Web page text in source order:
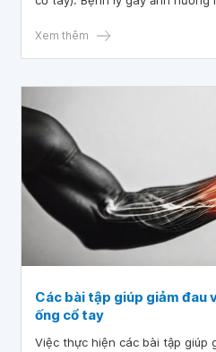
việc lớn, thậm chí làm mất chức
Xem thêm
Các bài tập giúp giảm đau
ống cổ tay
Việc thực hiện các bài tập giúp